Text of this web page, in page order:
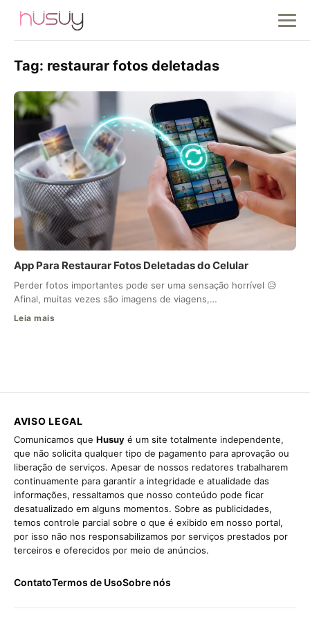
Tag: restaurar fotos deletadas
App Para Restaurar Fotos Deletadas do Celular
Perder fotos importantes pode ser uma sensação horrível 😥
Afinal, muitas vezes são imagens de viagens,…
Leia mais
AVISO LEGAL
Comunicamos que Husuy é um site totalmente independente,
que não solicita qualquer tipo de pagamento para aprovação ou
liberação de serviços. Apesar de nossos redatores trabalharem
continuamente para garantir a integridade e atualidade das
informações, ressaltamos que nosso conteúdo pode ficar
desatualizado em alguns momentos. Sobre as publicidades,
temos controle parcial sobre o que é exibido em nosso portal,
por isso não nos responsabilizamos por serviços prestados por
terceiros e oferecidos por meio de anúncios.
ContatoTermos de UsoSobre nós